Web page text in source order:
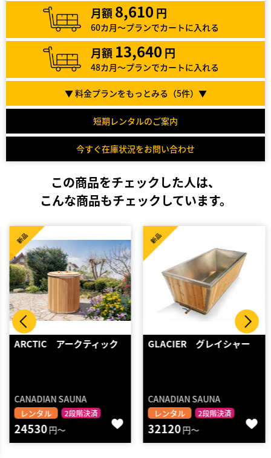
月額 8,610 円
60カ月～プランでカートに入れる
月額 13,640 円
48カ月～プランでカートに入れる
▼ 料金プランをもっとみる（5件）▼
短期レンタルのご案内
今すぐ在庫状況をお問い合わせ
この商品をチェックした人は、
こんな商品もチェックしています。
ARCTIC アークティック
CANADIAN SAUNA
レンタル 2段階決済
新品
24530円～
GLACIER グレイシャー
CANADIAN SAUNA
レンタル 2段階決済
新品
32120円～